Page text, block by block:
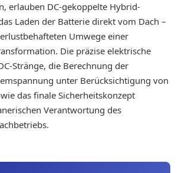
erlauben DC-gekoppelte Hybrid-
Laden der Batterie direkt vom Dach –
Umwege einer
Die präzise elektrische
Stränge, die Berechnung der
unter Berücksichtigung von
das finale Sicherheitskonzept
Verantwortung des